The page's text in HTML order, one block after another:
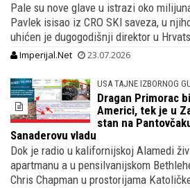
Pale su nove glave u istrazi oko
Pavlek isisao iz CRO SKI saveza, u
uhićen je dugogodišnji direktor u
Imperijal.Net 23.07.2026
USA TAJNE IZBORNOG
Dragan Primorac
Americi, tek je u
stan na
Sanaderovu vladu
Dok je radio u kalifornijskoj Alamedi
apartmanu a u pensilvanijskom
Chris Chapman u prostorijama